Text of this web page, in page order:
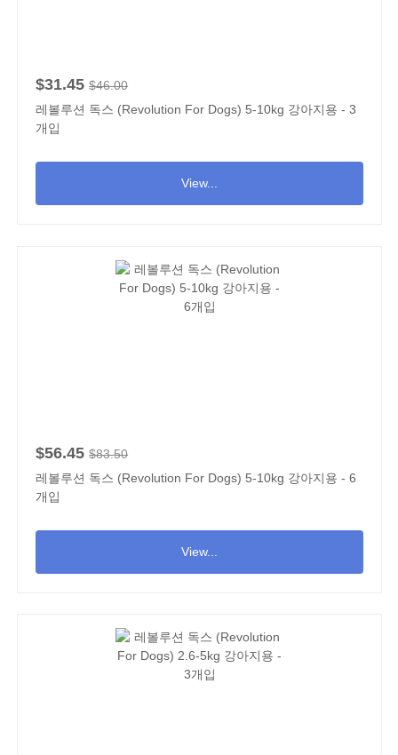
$31.45 $46.00
레볼루션 독스 (Revolution For Dogs) 5-10kg 강아지용 - 3
개입
View...
$56.45 $83.50
레볼루션 독스 (Revolution For Dogs) 5-10kg 강아지용 - 6
개입
View...